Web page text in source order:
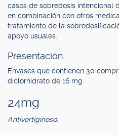
casos de sobredosis intencional
en combinación con otros
tratamiento de la
apoyo usuales.
Presentación.
Envases que contienen 30
diclorhidrato de 16 mg.
24mg
Antivertiginoso.